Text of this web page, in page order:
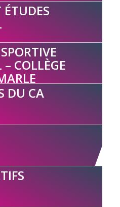
ÉTUDES
COLLÈGE
DU CA